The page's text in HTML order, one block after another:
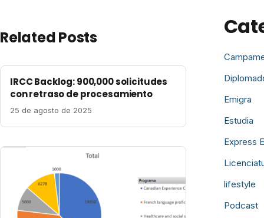
Related Posts
IRCC Backlog: 900,000 solicitudes
con retraso de procesamiento
25 de agosto de 2025
Emigra
Estudia
Express
lifestyle
Podcast